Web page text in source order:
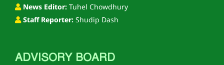
News Editor: Tuhel Chowdhury
Staff Reporter: Shudip Dash
ADVISORY BOARD